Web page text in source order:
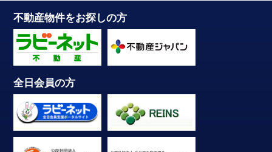
不動産物件をお探しの方
全日会員の方